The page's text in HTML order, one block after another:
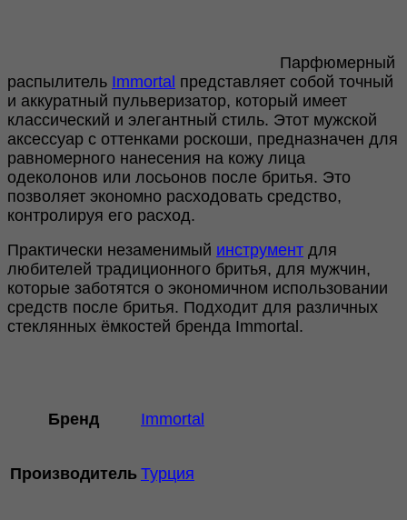
Парфюмерный
распылитель Immortal представляет собой точный
и аккуратный пульверизатор, который имеет
классический и элегантный стиль. Этот мужской
аксессуар с оттенками роскоши, предназначен для
равномерного нанесения на кожу лица
одеколонов или лосьонов после бритья. Это
позволяет экономно расходовать средство,
контролируя его расход.
Практически незаменимый инструмент для
любителей традиционного бритья, для мужчин,
которые заботятся о экономичном использовании
средств после бритья. Подходит для различных
стеклянных ёмкостей бренда Immortal.
Бренд Immortal
Производитель Турция